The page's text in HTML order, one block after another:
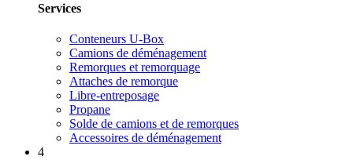
Services
Conteneurs U-Box
Camions de déménagement
Remorques et remorquage
Attaches de remorque
Libre-entreposage
Propane
Solde de camions et de remorques
Accessoires de déménagement
4